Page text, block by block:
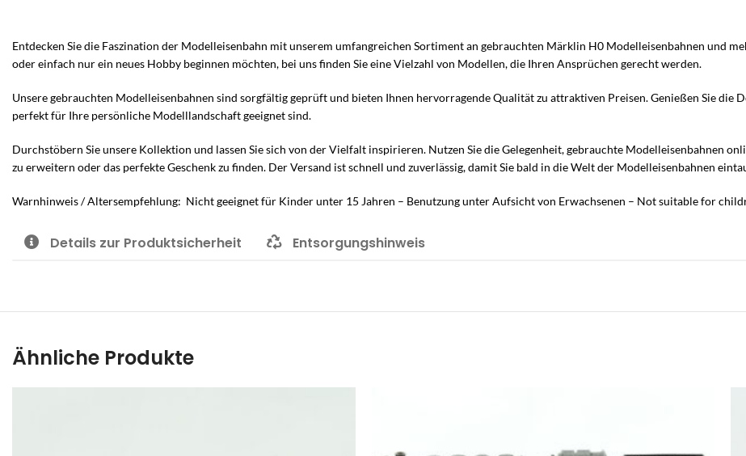
Entdecken Sie die Faszination der Modelleisenbahn mit unserem umfangreichen Sortiment an gebrauchten Märklin H0 Modelleisenbahnen und
oder einfach nur ein neues Hobby beginnen möchten, bei uns finden Sie eine Vielzahl von Modellen, die Ihren Ansprüchen gerecht werden.
Unsere gebrauchten Modelleisenbahnen sind sorgfältig geprüft und bieten Ihnen hervorragende Qualität zu attraktiven Preisen. Genießen Sie die
perfekt für Ihre persönliche Modelllandschaft geeignet sind.
Durchstöbern Sie unsere Kollektion und lassen Sie sich von der Vielfalt inspirieren. Nutzen Sie die Gelegenheit, gebrauchte Modelleisenbahnen
zu erweitern oder das perfekte Geschenk zu finden. Der Versand ist schnell und zuverlässig, damit Sie bald in die Welt der Modelleisenbahnen
Warnhinweis / Altersempfehlung: Nicht geeignet für Kinder unter 15 Jahren – Benutzung unter Aufsicht von Erwachsenen – Not suitable for
Details zur Produktsicherheit Entsorgungshinweis
Ähnliche Produkte